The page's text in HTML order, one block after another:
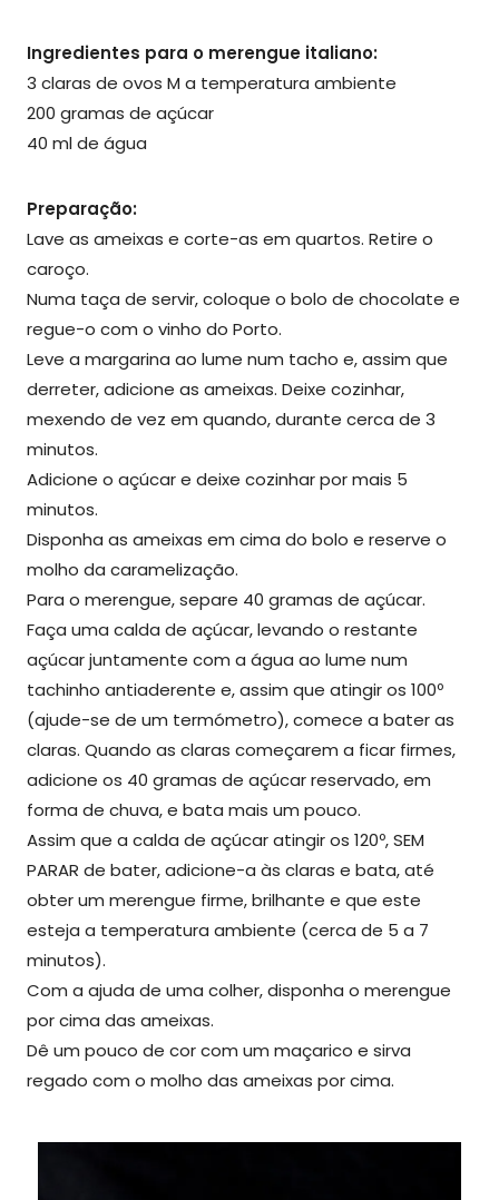
Ingredientes para o merengue italiano:
3 claras de ovos M a temperatura ambiente
200 gramas de açúcar
40 ml de água
Preparação:
Lave as ameixas e corte-as em quartos. Retire o
caroço.
Numa taça de servir, coloque o bolo de chocolate e
regue-o com o vinho do Porto.
Leve a margarina ao lume num tacho e, assim que
derreter, adicione as ameixas. Deixe cozinhar,
mexendo de vez em quando, durante cerca de 3
minutos.
Adicione o açúcar e deixe cozinhar por mais 5
minutos.
Disponha as ameixas em cima do bolo e reserve o
molho da caramelização.
Para o merengue, separe 40 gramas de açúcar.
Faça uma calda de açúcar, levando o restante
açúcar juntamente com a água ao lume num
tachinho antiaderente e, assim que atingir os 100º
(ajude-se de um termómetro), comece a bater as
claras. Quando as claras começarem a ficar firmes,
adicione os 40 gramas de açúcar reservado, em
forma de chuva, e bata mais um pouco.
Assim que a calda de açúcar atingir os 120º, SEM
PARAR de bater, adicione-a às claras e bata, até
obter um merengue firme, brilhante e que este
esteja a temperatura ambiente (cerca de 5 a 7
minutos).
Com a ajuda de uma colher, disponha o merengue
por cima das ameixas.
Dê um pouco de cor com um maçarico e sirva
regado com o molho das ameixas por cima.